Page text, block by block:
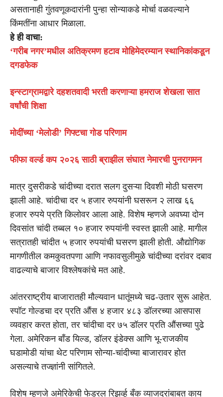
असतानाही गुंतवणूकदारांनी पुन्हा सोन्याकडे मोर्चा वळवल्याने
किंमतींना आधार मिळाला.
हे ही वाचा:
‘गरीब नगर’मधील अतिक्रमण हटाव मोहिमेदरम्यान स्थानिकांकडून
दगडफेक
इन्स्टाग्रामद्वारे दहशतवादी भरती करणाऱ्या हमराज शेखला सात
वर्षांची शिक्षा
मोदींच्या ‘मेलोडी’ गिफ्टचा गोड परिणाम
फीफा वर्ल्ड कप २०२६ साठी ब्राझील संघात नेमारची पुनरागमन
मात्र दुसरीकडे चांदीच्या दरात सलग दुसऱ्या दिवशी मोठी घसरण
झाली आहे. चांदीचा दर ५ हजार रुपयांनी घसरून २ लाख ६६
हजार रुपये प्रति किलोवर आला आहे. विशेष म्हणजे अवघ्या दोन
दिवसांत चांदी तब्बल १० हजार रुपयांनी स्वस्त झाली आहे. मागील
सत्रातही चांदीत ५ हजार रुपयांची घसरण झाली होती. औद्योगिक
मागणीतील कमकुवतपणा आणि नफावसुलीमुळे चांदीच्या दरांवर दबाव
वाढल्याचे बाजार विश्लेषकांचे मत आहे.
आंतरराष्ट्रीय बाजारातही मौल्यवान धातूंमध्ये चढ-उतार सुरू आहेत.
स्पॉट गोल्डचा दर प्रति औंस ४ हजार ४८३ डॉलरच्या आसपास
व्यवहार करत होता, तर चांदीचा दर ७५ डॉलर प्रति औंसच्या पुढे
गेला. अमेरिकन बाँड यिल्ड, डॉलर इंडेक्स आणि भू-राजकीय
घडामोडी यांचा थेट परिणाम सोन्या-चांदीच्या बाजारावर होत
असल्याचे तज्ज्ञांनी सांगितले.
विशेष म्हणजे अमेरिकेची फेडरल रिझर्व्ह बँक व्याजदरांबाबत काय